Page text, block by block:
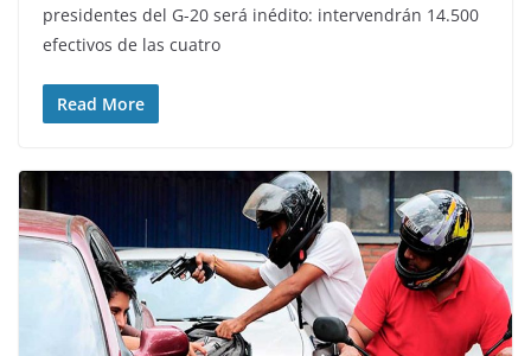
presidentes del G-20 será inédito: intervendrán 14.500
efectivos de las cuatro
Read More